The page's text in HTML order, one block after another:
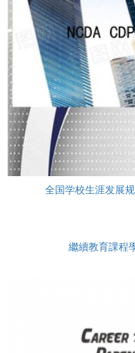
全国学校生涯发展
繼續教育課程